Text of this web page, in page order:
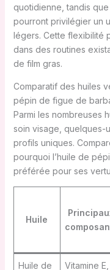
quotidienne, tandis
pourront privilégier un
légers. Cette flexibilité
dans des routines
de film gras.
Comparatif des huiles
pépin de figue de
Parmi les nombreuses
soin visage, quelques-
profils uniques.
pourquoi l’huile de
préférée pour ses
Huile
Huile de
Vitamine E,